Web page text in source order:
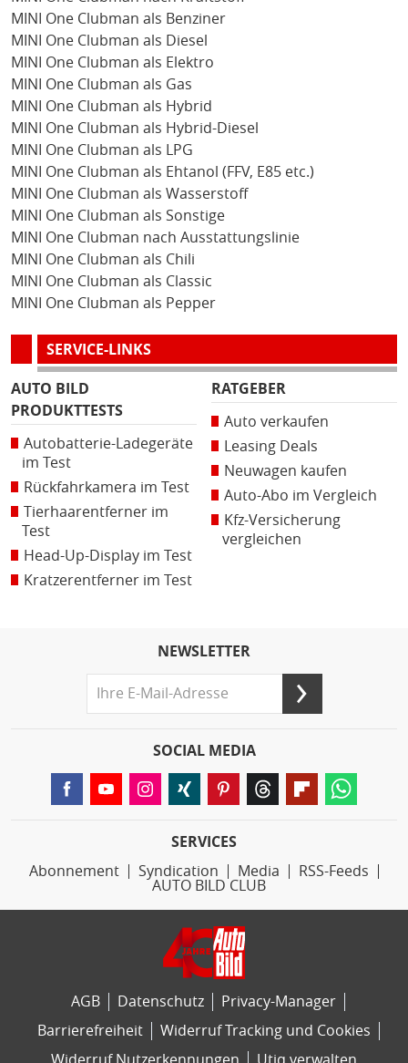
MINI One Clubman als Benziner
MINI One Clubman als Diesel
MINI One Clubman als Elektro
MINI One Clubman als Gas
MINI One Clubman als Hybrid
MINI One Clubman als Hybrid-Diesel
MINI One Clubman als LPG
MINI One Clubman als Ehtanol (FFV, E85 etc.)
MINI One Clubman als Wasserstoff
MINI One Clubman als Sonstige
MINI One Clubman nach Ausstattungslinie
MINI One Clubman als Chili
MINI One Clubman als Classic
MINI One Clubman als Pepper
SERVICE-LINKS
AUTO BILD
PRODUKTTESTS
Autobatterie-Ladegeräte
im Test
Rückfahrkamera im Test
Tierhaarentferner im
Test
Head-Up-Display im Test
Kratzerentferner im Test
RATGEBER
Auto verkaufen
Leasing Deals
Neuwagen kaufen
Auto-Abo im Vergleich
Kfz-Versicherung
vergleichen
NEWSLETTER
SOCIAL MEDIA
SERVICES
Abonnement
Syndication Media
RSS-Feeds
AUTO BILD CLUB
AGB Datenschutz
Privacy-Manager
Barrierefreiheit
Widerruf Tracking und Cookies